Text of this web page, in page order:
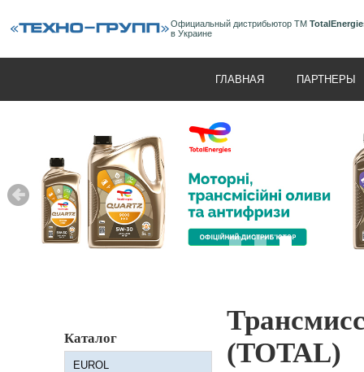
Официальный дистрибьютор ТМ
в Украине
ГЛАВНАЯ ПАРТНЕРЫ
Каталог
EUROL
(TOTAL)